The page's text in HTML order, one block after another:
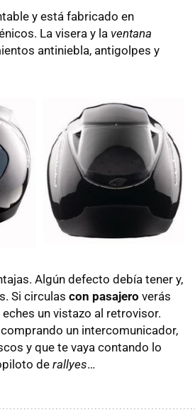
y está fabricado en
La visera y la ventana
antiniebla, antigolpes y
Algún defecto debía tener y,
Si circulas con pasajero verás
un vistazo al retrovisor.
un intercomunicador,
y que te vaya contando lo
derallyes…